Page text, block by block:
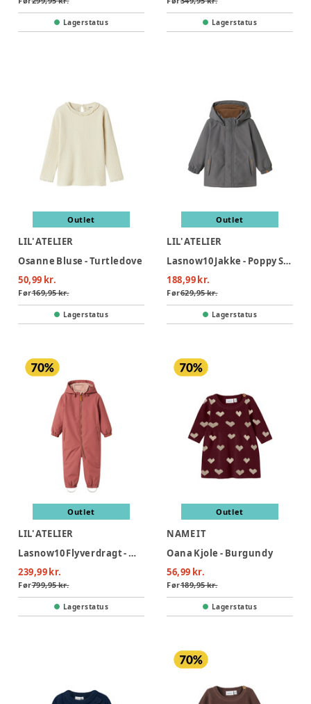
Lagerstatus Lagerstatus
Outlet
LIL' ATELIER
Osanne Bluse - Turtledove
50,99 kr.
Før169,95 kr.
Lagerstatus
Outlet
LIL' ATELIER
Lasnow10 Jakke - Poppy Seed
188,99 kr.
Før629,95 kr.
Lagerstatus
Outlet
LIL' ATELIER
Lasnow10 Flyverdragt - WITHRDROSE
239,99 kr.
Før799,95 kr.
Lagerstatus
Outlet
NAME IT
Oana Kjole - Burgundy
56,99 kr.
Før189,95 kr.
Lagerstatus